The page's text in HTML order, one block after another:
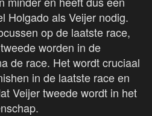
Holgado als Veijer nodig.
op de laatste race,
worden in de
de race. Het wordt cruciaal
in de laatste race en
Veijer tweede wordt in het